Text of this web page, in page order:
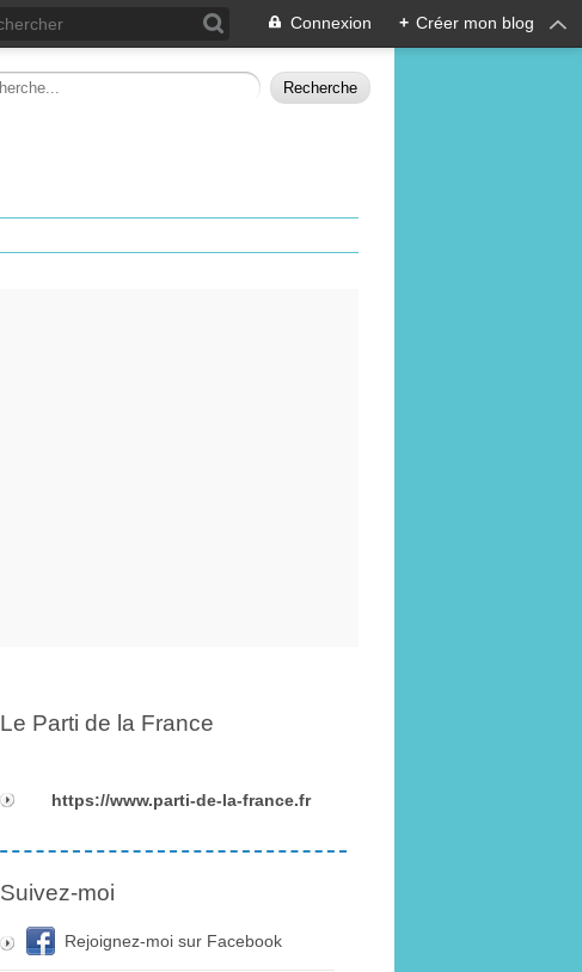
Connexion + Créer mon blog
Le Parti de la France
https://www.parti-de-la-france.fr
Suivez-moi
Rejoignez-moi sur Facebook